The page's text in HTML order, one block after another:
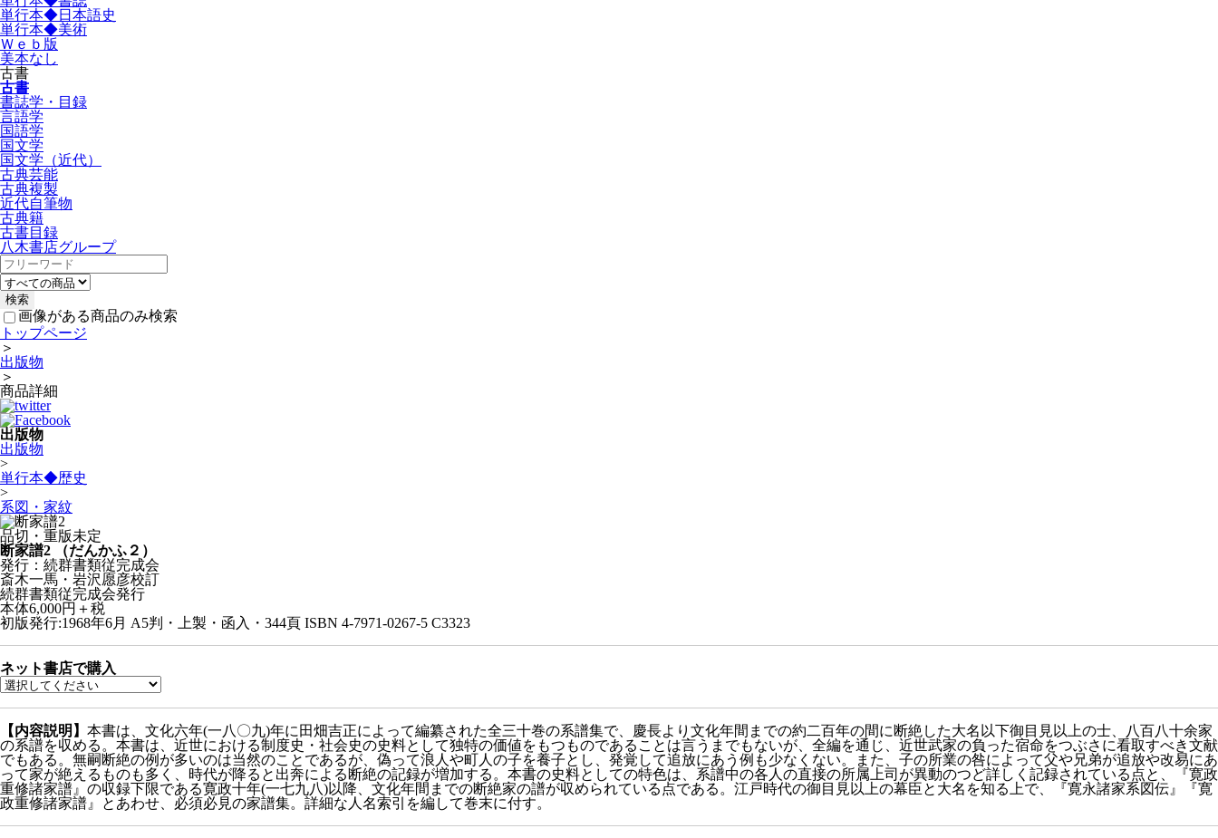
単行本◆日本語史
単行本◆美術
Ｗｅｂ版
美本なし
古書
古書
書誌学・目録
言語学
国語学
国文学
国文学（近代）
古典芸能
古典複製
近代自筆物
古典籍
古書目録
八木書店グループ
画像がある商品のみ検索
トップページ
＞
出版物
＞
商品詳細
出版物
出版物
>
単行本◆歴史
>
系図・家紋
品切・重版未定
断家譜2
（だんかふ２）
発行：続群書類従完成会
斎木一馬・岩沢愿彦校訂
続群書類従完成会発行
本体6,000円＋税
初版発行:1968年6月 A5判・上製・函入・344頁 ISBN 4-7971-0267-5 C3323
ネット書店で購入
【内容説明】 本書は、文化六年(一八〇九)年に田畑吉正によって編纂された全三十巻の系譜集で、慶長より文化年間までの約二百年の間に断絶した大名以下御目見以上の士、八百八十余家
の系譜を収める。本書は、近世における制度史・社会史の史料として独特の価値をもつものであることは言うまでもないが、全編を通じ、近世武家の負った宿命をつぶさに看取すべき文献
でもある。無嗣断絶の例が多いのは当然のことであるが、偽って浪人や町人の子を養子とし、発覚して追放にあう例も少なくない。また、子の所業の咎によって父や兄弟が追放や改易にあ
って家が絶えるものも多く、時代が降ると出奔による断絶の記録が増加する。本書の史料としての特色は、系譜中の各人の直接の所属上司が異動のつど詳しく記録されている点と、『寛政
重修諸家譜』の収録下限である寛政十年(一七九八)以降、文化年間までの断絶家の譜が収められている点である。江戸時代の御目見以上の幕臣と大名を知る上で、『寛永諸家系図伝』『寛
政重修諸家譜』とあわせ、必須必見の家譜集。詳細な人名索引を編して巻末に付す。